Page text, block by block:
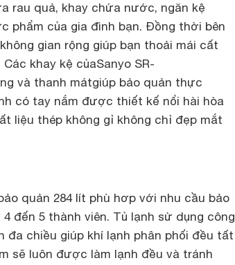
rau quả, khay chứa nước, ngăn kệ
của gia đình bạn. Đồng thời bên
gian rộng giúp bạn thoải mái cất
khay kệ củaSanyo SR-
và thanh mátgiúp bảo quản thực
có tay nắm được thiết kế nổi hài hòa
liệu thép không gỉ không chỉ đẹp mắt
quản 284 lít phù hơp với nhu cầu bảo
đến 5 thành viên. Tủ lạnh sử dụng công
đa chiều giúp khí lạnh phân phối đều tất
sẽ luôn được làm lạnh đều và tránh